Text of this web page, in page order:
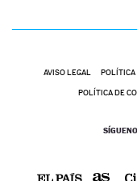
AVISO LEGAL POLÍTICA
POLÍTICA DE